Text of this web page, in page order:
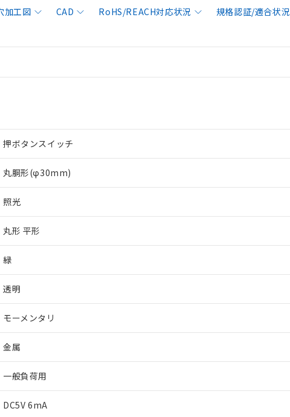
加工図 CAD RoHS/REACH対応状況 規格認証/適合状況
押ボタンスイッチ
丸胴形(φ30mm)
照光
丸形 平形
緑
透明
モーメンタリ
金属
一般負荷用
DC5V 6mA
※1 対応状況